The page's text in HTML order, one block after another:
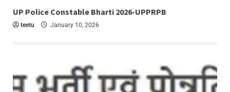
UP Police Constable Bharti 2026-UPPRPB
teetu January 10, 2026